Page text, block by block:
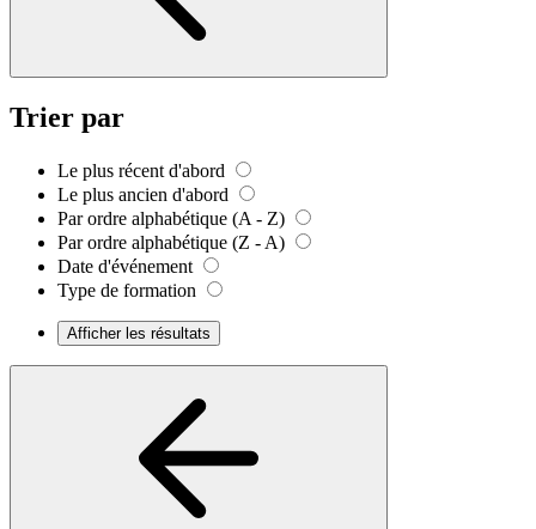
Trier par
Le plus récent d'abord
Le plus ancien d'abord
Par ordre alphabétique (A - Z)
Par ordre alphabétique (Z - A)
Date d'événement
Type de formation
Afficher les résultats